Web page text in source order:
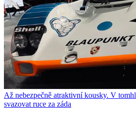
Až nebezpečně atraktivní kousky. V
svazovat ruce za záda